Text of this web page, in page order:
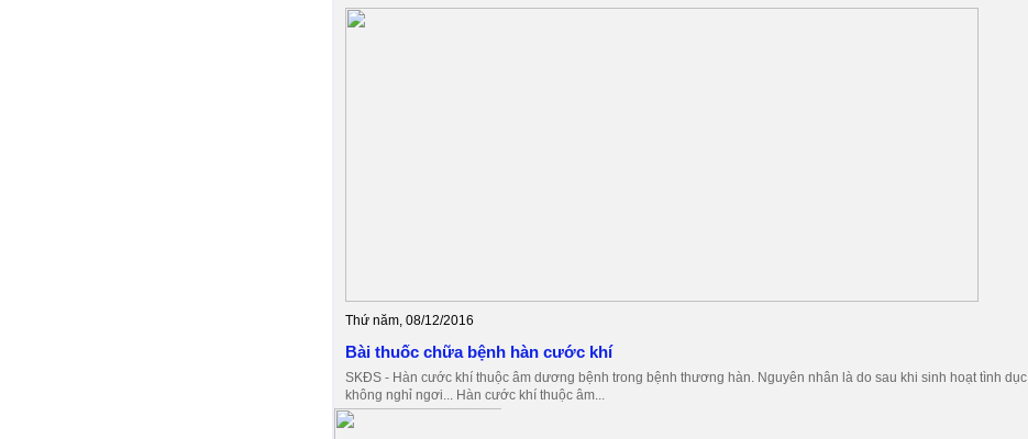
Thứ năm, 08/12/2016
Bài thuốc chữa bệnh hàn cước khí
SKĐS - Hàn cước khí thuộc âm dương bệnh trong bệnh thương hàn. Nguyên nhân là do sau khi sinh hoạt tình dục
không nghỉ ngơi... Hàn cước khí thuộc âm...